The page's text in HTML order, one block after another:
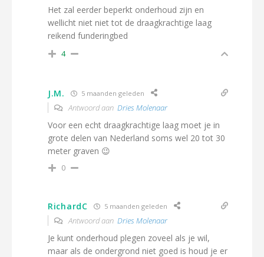
Het zal eerder beperkt onderhoud zijn en
wellicht niet niet tot de draagkrachtige laag
reikend funderingbed
4
J.M. 5 maanden geleden
Antwoord aan Dries Molenaar
Voor een echt draagkrachtige laag moet je in
grote delen van Nederland soms wel 20 tot 30
meter graven 😉
0
RichardC 5 maanden geleden
Antwoord aan Dries Molenaar
Je kunt onderhoud plegen zoveel als je wil,
maar als de ondergrond niet goed is houd je er